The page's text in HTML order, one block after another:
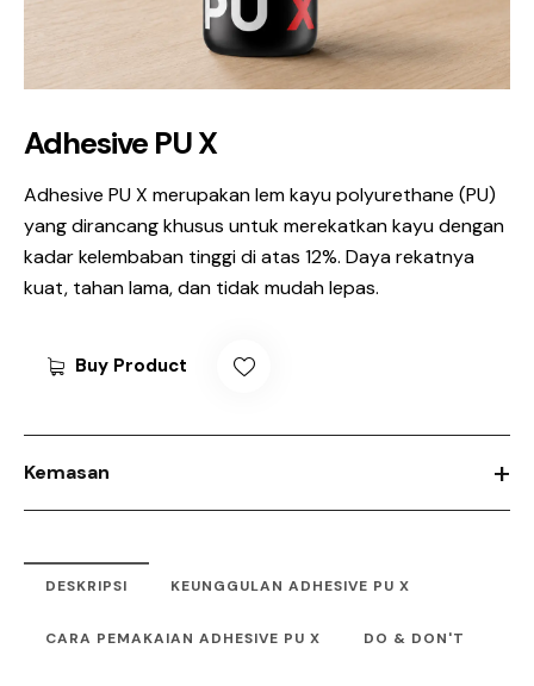
Adhesive PU X
Adhesive PU X merupakan lem kayu polyurethane (PU)
yang dirancang khusus untuk merekatkan kayu dengan
kadar kelembaban tinggi di atas 12%. Daya rekatnya
kuat, tahan lama, dan tidak mudah lepas.
Buy Product
Kemasan +
DESKRIPSI KEUNGGULAN ADHESIVE PU X
CARA PEMAKAIAN ADHESIVE PU X DO & DON'T